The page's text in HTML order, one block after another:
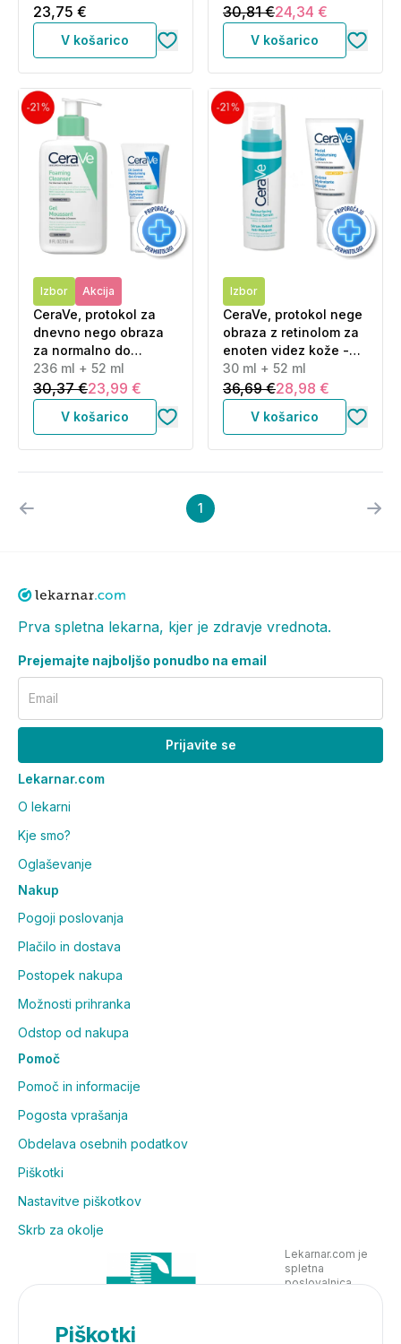
ml)
23,75 €
V košarico
za telo (236 ml + 340
g)
30,81 €24,34 €
V košarico
Izbor Akcija
CeraVe, protokol za
dnevno nego obraza
za normalno do
mešano kožo - Čistilni
gel in kreme za obraz
za mastno kožo (236
ml + 52 ml)
236 ml + 52 ml
30,37 €23,99 €
V košarico
Izbor
CeraVe, protokol nege
obraza z retinolom za
enoten videz kože -
nega in zaščita pred
soncem (30 ml + 52 ml)
30 ml + 52 ml
36,69 €28,98 €
V košarico
1
Prva spletna lekarna, kjer je zdravje vrednota.
Prejemajte najboljšo ponudbo na email
Email
Prijavite se
Lekarnar.com
O lekarni
Kje smo?
Oglaševanje
Nakup
Pogoji poslovanja
Plačilo in dostava
Postopek nakupa
Možnosti prihranka
Odstop od nakupa
Pomoč
Pomoč in informacije
Pogosta vprašanja
Obdelava osebnih podatkov
Piškotki
Nastavitve piškotkov
Skrb za okolje
Lekarnar.com je
spletna
poslovalnica
Piškotki